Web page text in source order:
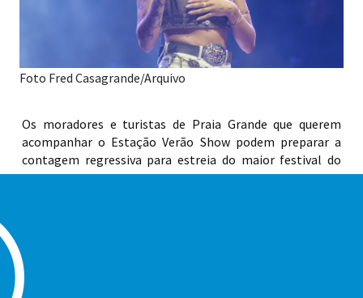
Foto Fred Casagrande/Arquivo
Os moradores e turistas de Praia Grande que querem
acompanhar o Estação Verão Show podem preparar a
contagem regressiva para estreia do maior festival do
país. Começa neste mês de dezembro, no dia 20, a grade
A estrutura de mais de 15 mil metros quadrados já está